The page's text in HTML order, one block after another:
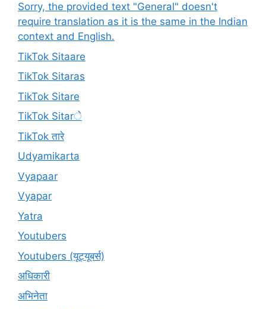
Sorry, the provided text "General" doesn't
require translation as it is the same in the Indian
context and English.
TikTok Sitaare
TikTok Sitaras
TikTok Sitare
TikTok Sitarे
TikTok तारे
Udyamikarta
Vyapaar
Vyapar
Yatra
Youtubers
Youtubers (यूट्यूबर्स)
अधिकारी
अभिनेता